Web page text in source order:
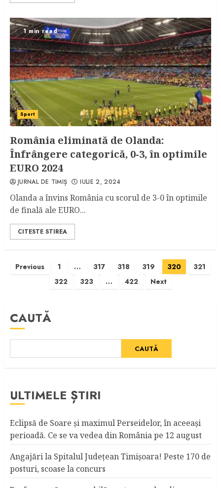
1 min read
Sport
România eliminată de Olanda:
Înfrângere categorică, 0-3, în optimile
EURO 2024
JURNAL DE TIMIȘ IULIE 2, 2024
Olanda a învins România cu scorul de 3-0 în optimile
de finală ale EURO...
CITESTE STIREA
Paginație
articole
Previous 1 … 317 318 319 320
321
322
323 … 422 Next
CAUTĂ
CAUTĂ
ULTIMELE ȘTIRI
Eclipsă de Soare și maximul Perseidelor, în aceeași
perioadă. Ce se va vedea din România pe 12 august
Angajări la Spitalul Judeţean Timişoara! Peste 170 de
posturi, scoase la concurs